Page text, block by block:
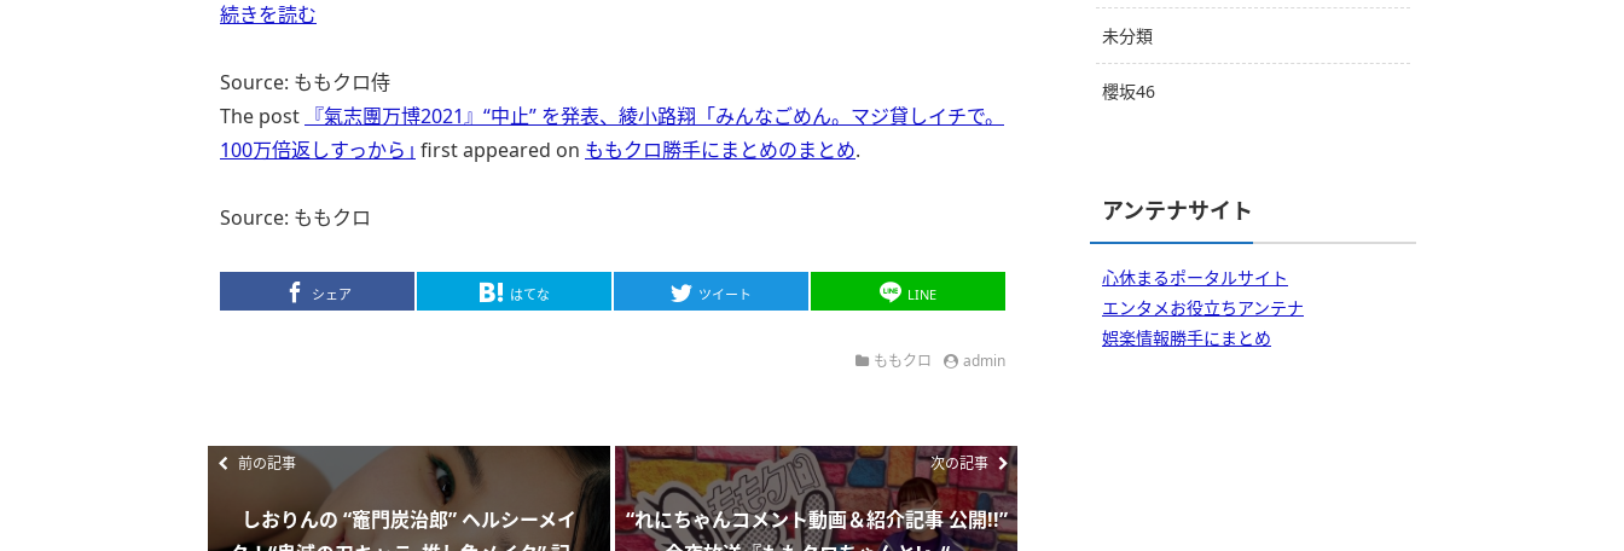
続きを読む
Source: ももクロ侍
The post 『氣志團万博2021』“中止” を発表、綾小路翔「みんなごめん。マジ貸しイチで。
100万倍返しすっから｣ first appeared on ももクロ勝手にまとめのまとめ.
Source: ももクロ
シェア はてな ツイート LINE
ももクロ admin
前の記事
しおりんの “竈門炭治郎” ヘルシーメイ
次の記事
“れにちゃんコメント動画＆紹介記事 公開!!”
未分類
櫻坂46
アンテナサイト
心休まるポータルサイト
エンタメお役立ちアンテナ
娯楽情報勝手にまとめ